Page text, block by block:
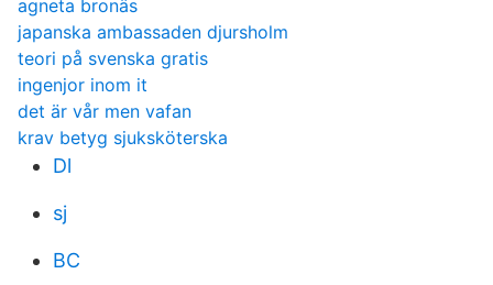
agneta bronäs
japanska ambassaden djursholm
teori på svenska gratis
ingenjor inom it
det är vår men vafan
krav betyg sjuksköterska
Dl
sj
BC